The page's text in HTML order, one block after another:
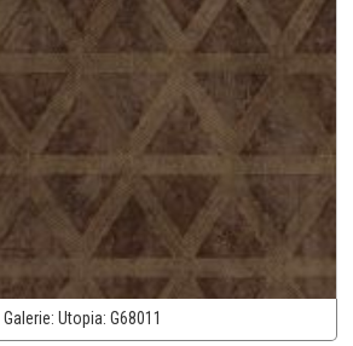
Galerie: Utopia: G68011